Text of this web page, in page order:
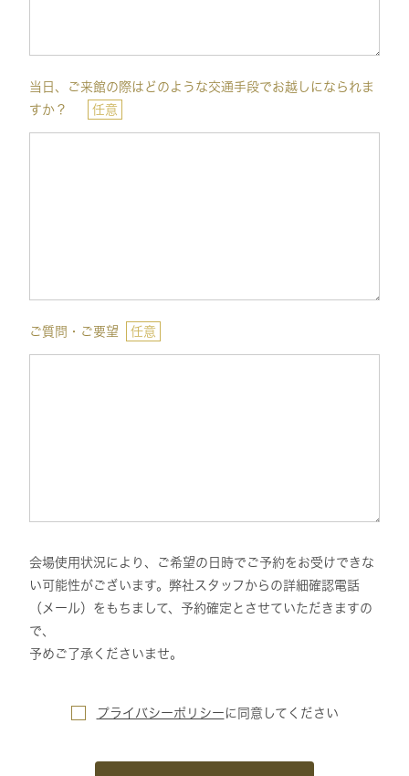
当日、ご来館の際はどのような交通手段でお越しになられま
すか？
任意
ご質問・ご要望 任意
会場使用状況により、ご希望の日時でご予約をお受けできな
い可能性がございます。弊社スタッフからの詳細確認電話
（メール）をもちまして、予約確定とさせていただきますの
で、
予めご了承くださいませ。
プライバシーポリシー に 同意してください